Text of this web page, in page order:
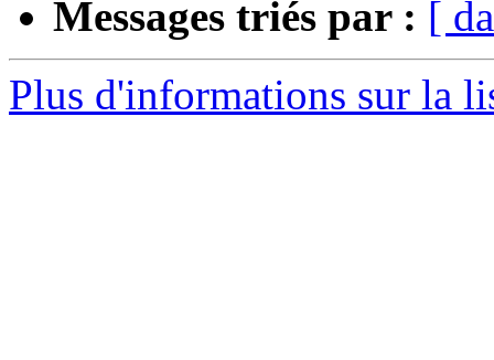
Messages triés par : [
Plus d'informations sur la